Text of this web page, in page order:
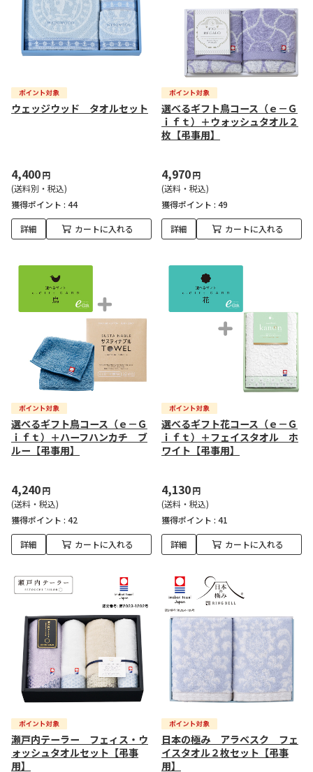
ウェッジウッド タオルセット
4,400円
(送料別・税込)
獲得ポイント : 44
詳細 カートに入れる
選べるギフト鳥コース（ｅ－Ｇ
ｉｆｔ）＋ウォッシュタオル２
枚【弔事用】
4,970円
(送料・税込)
獲得ポイント : 49
詳細 カートに入れる
選べるギフト鳥コース（ｅ－Ｇ
ｉｆｔ）＋ハーフハンカチ ブ
ルー【弔事用】
4,240円
(送料・税込)
獲得ポイント : 42
詳細 カートに入れる
選べるギフト花コース（ｅ－Ｇ
ｉｆｔ）＋フェイスタオル ホ
ワイト【弔事用】
4,130円
(送料・税込)
獲得ポイント : 41
詳細 カートに入れる
瀬戸内テーラー フェィス・ウ
ォッシュタオルセット【弔事
用】
日本の極み アラベスク フェ
イスタオル２枚セット【弔事
用】